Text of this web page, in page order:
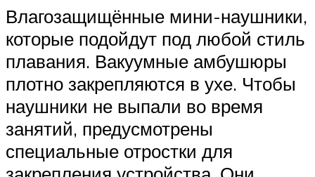
Влагозащищённые мини-наушники,
которые подойдут под любой стиль
плавания. Вакуумные амбушюры
плотно закрепляются в ухе. Чтобы
наушники не выпали во время
занятий, предусмотрены
специальные отростки для